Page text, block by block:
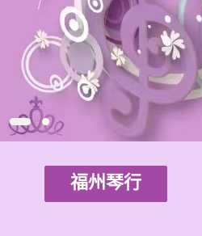
福州琴行